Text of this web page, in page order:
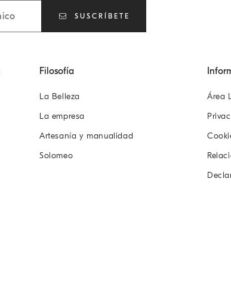
SUSCRÍBETE
Filosofía
La Belleza
La empresa
Artesanía y manualidad
Solomeo
Área